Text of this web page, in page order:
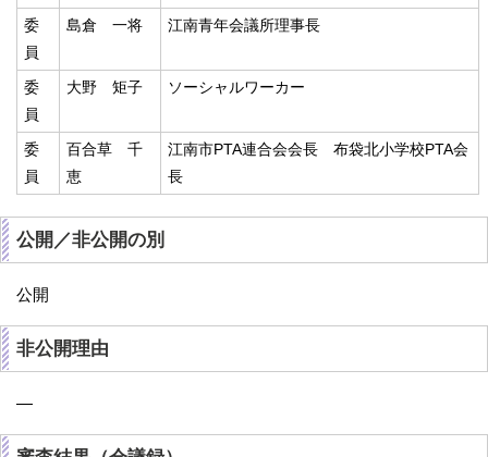
委
員
島倉 一将 江南青年会議所理事長
委
員
大野 矩子 ソーシャルワーカー
委
員
百合草 千
恵
江南市PTA連合会会長 布袋北小学校PTA会
長
公開／非公開の別
公開
非公開理由
—